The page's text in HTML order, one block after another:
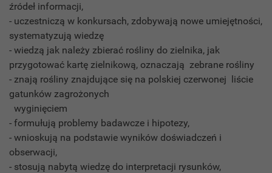
źródeł informacji,
- uczestniczą w konkursach, zdobywają nowe umiejętności,
systematyzują wiedzę
- wiedzą jak należy zbierać rośliny do zielnika, jak
przygotować kartę zielnikową, oznaczają zebrane rośliny
- znają rośliny znajdujące się na polskiej czerwonej liście
gatunków zagrożonych
wyginięciem
- formułują problemy badawcze i hipotezy,
- wnioskują na podstawie wyników doświadczeń i
obserwacji,
- stosują nabytą wiedzę do interpretacji rysunków,